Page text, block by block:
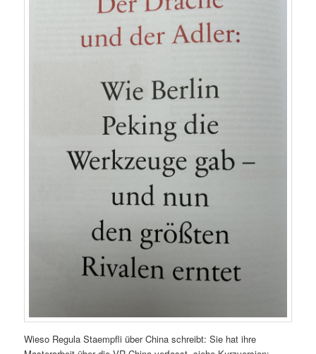
Wieso Regula Staempfli über China schreibt: Sie hat ihre